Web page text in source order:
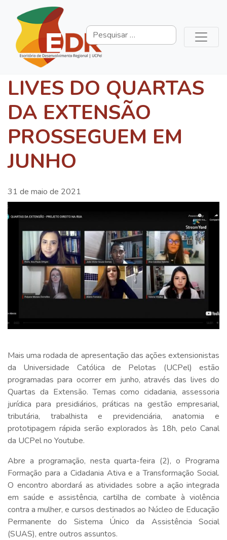
LIVES DO QUARTAS
DA EXTENSÃO
PROSSEGUEM EM
JUNHO
31 de maio de 2021
Mais uma rodada de apresentação das ações extensionistas
da Universidade Católica de Pelotas (UCPel) estão
programadas para ocorrer em junho, através das lives do
Quartas da Extensão. Temas como cidadania, assessoria
jurídica para presidiários, práticas na gestão empresarial,
tributária, trabalhista e previdenciária, anatomia e
prototipagem rápida serão explorados às 18h, pelo Canal
da UCPel no Youtube.
Abre a programação, nesta quarta-feira (2), o Programa
Formação para a Cidadania Ativa e a Transformação Social.
O encontro abordará as atividades sobre a ação integrada
em saúde e assistência, cartilha de combate à violência
contra a mulher, e cursos destinados ao Núcleo de Educação
Permanente do Sistema Único da Assistência Social
(SUAS), entre outros assuntos.